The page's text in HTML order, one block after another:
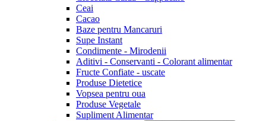
Ceai
Cacao
Baze pentru Mancaruri
Supe Instant
Condimente - Mirodenii
Aditivi - Conservanti - Colorant alimentar
Fructe Confiate - uscate
Produse Dietetice
Vopsea pentru oua
Produse Vegetale
Supliment Alimentar